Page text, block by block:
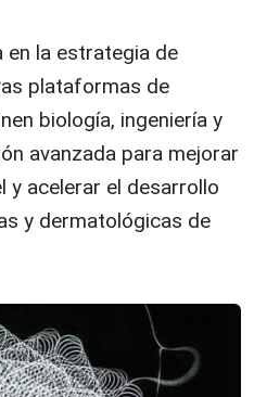
en la estrategia de
plataformas de
biología, ingeniería y
avanzada para mejorar
y acelerar el desarrollo
y dermatológicas de